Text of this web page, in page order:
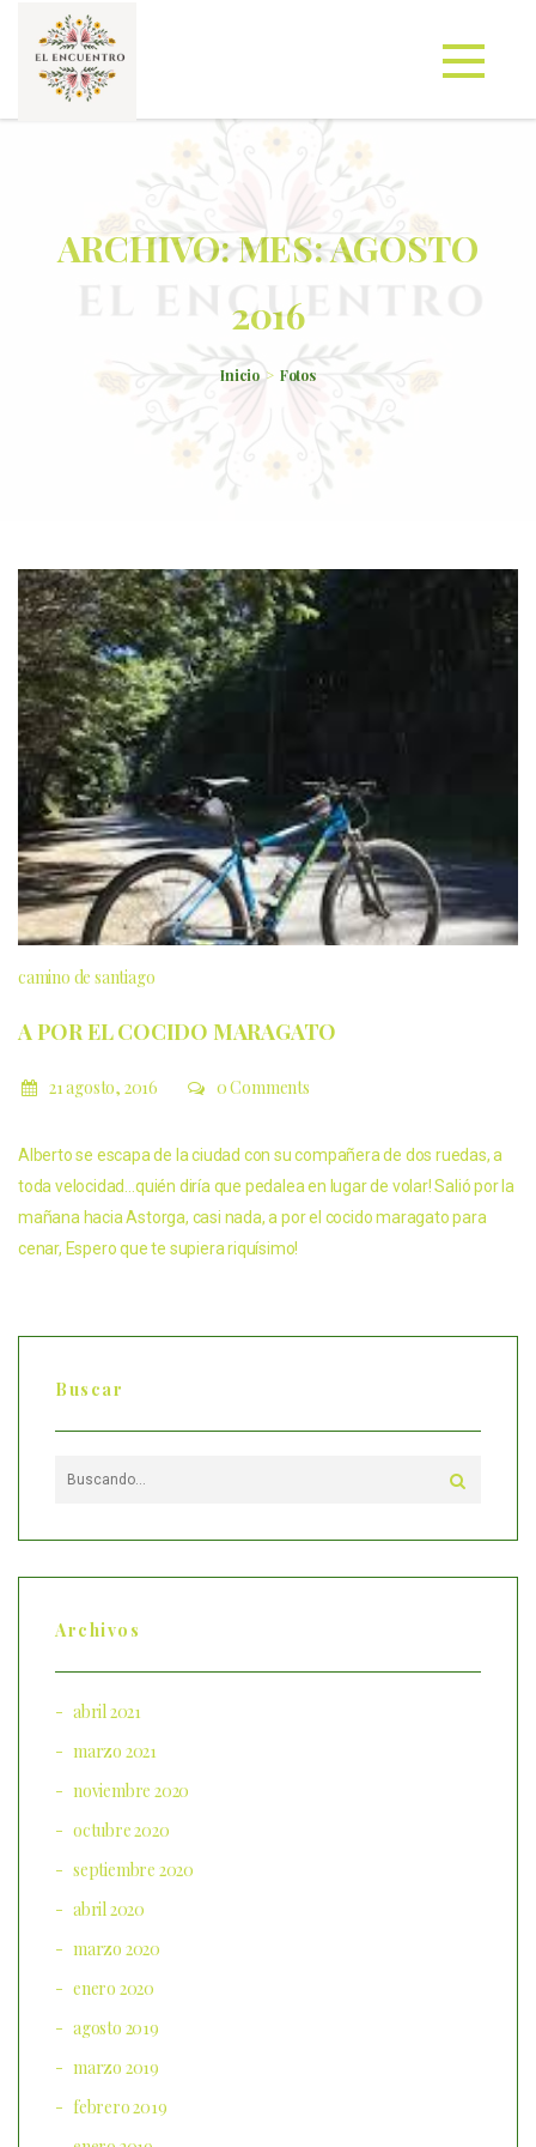
ARCHIVO: MES:AGOSTO
2016
Inicio Fotos
camino de santiago
A POR EL COCIDO MARAGATO
21 agosto, 2016 0 Comments
Alberto se escapa de la ciudad con su compañera de dos ruedas, a
toda velocidad…quién diría que pedalea en lugar de volar! Salió por la
mañana hacia Astorga, casi nada, a por el cocido maragato para
cenar, Espero que te supiera riquísimo!
Buscar
Archivos
abril 2021
marzo 2021
noviembre 2020
octubre 2020
septiembre 2020
abril 2020
marzo 2020
enero 2020
agosto 2019
marzo 2019
febrero 2019